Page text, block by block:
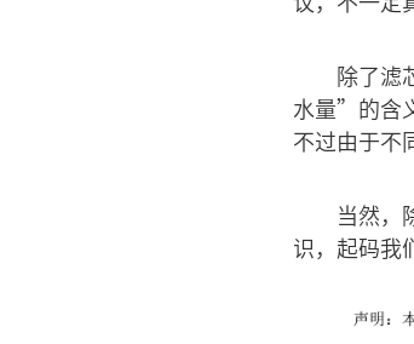
除了滤
水量”的含
不过由于不
当然，
识，起码我